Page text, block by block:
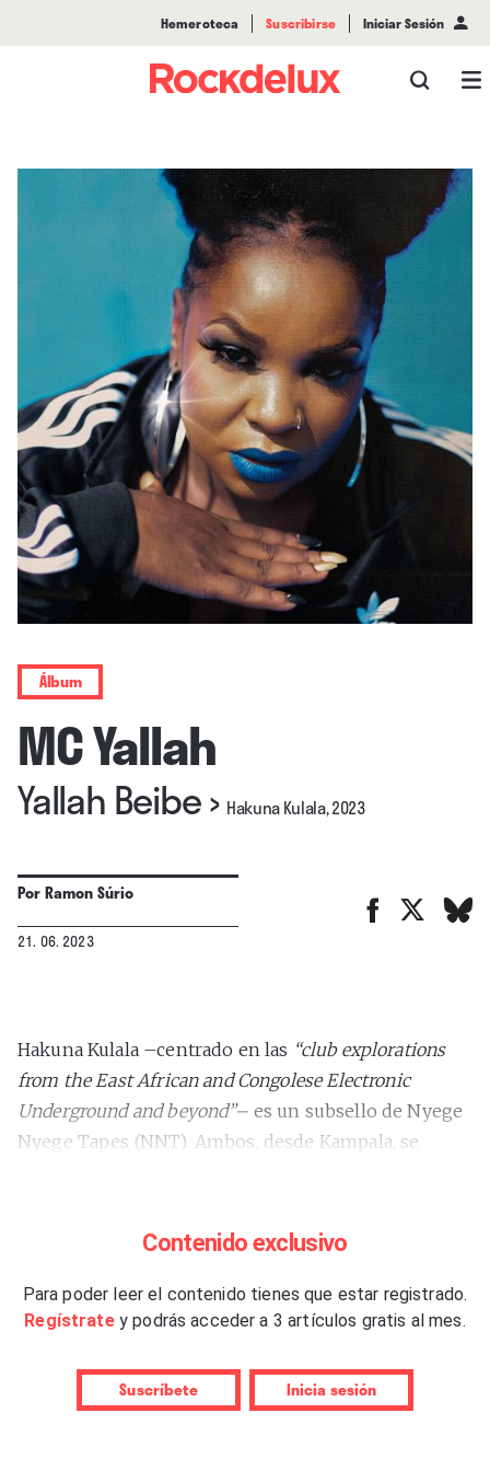
Hemeroteca Suscribirse Iniciar Sesión
Álbum
MC Yallah
Yallah Beibe› Hakuna Kulala, 2023
PorRamon Súrio
21. 06. 2023
Hakuna Kulala –centrado en las “club explorations
from the East African and Congolese Electronic
Underground and beyond”– es un subsello de Nyege
Nyege Tapes (NNT). Ambos, desde Kampala, se
son para abrir las orejas. Y eso es lo que hemos
la nueva escena congotrónica, cuyo “Mille morceau”
(2023) es un suculento trabajo de deconstrucción
cacharrería reciclada y los
beats, el santo y seña del
colectivo punk ecoafrofuturista Fulu Miziki de
Contenido exclusivo
Para poder leer el contenido tienes que estar registrado.
Regístrate y podrás acceder a 3 artículos gratis al mes.
Suscríbete Inicia sesión